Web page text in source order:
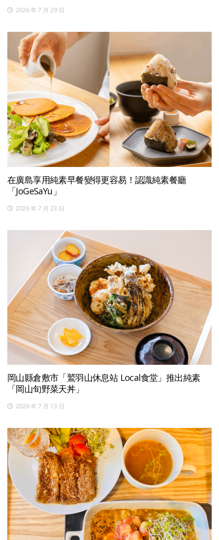
2026 年 7 月 29 日
在廣島享用純素早餐變得更容易！認識純素餐廳
「JoGeSaYu」
2026 年 7 月 23 日
岡山縣倉敷市「鷲羽山休息站 Local食堂」推出純素
「岡山旬野菜天丼」
2026 年 7 月 13 日